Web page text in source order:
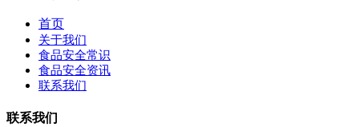
首页
关于我们
食品安全常识
食品安全资讯
联系我们
联系我们